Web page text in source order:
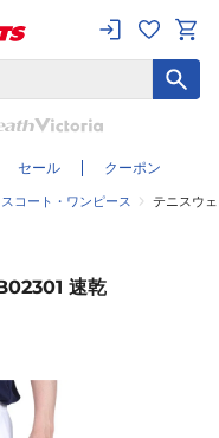
セール クーポン
コート・ワンピース テニスウ
速乾